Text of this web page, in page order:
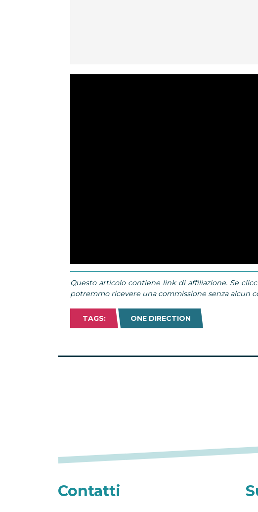
Questo articolo contiene link di affiliazione. Se
potremmo ricevere una commissione senza alcun
TAGS: ONE DIRECTION
Contatti